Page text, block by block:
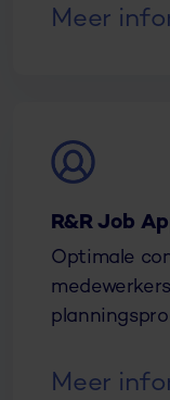
Meer
R&R Job
Optimale
Meer